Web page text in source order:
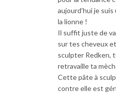
aujourd’hui je
la lionne !
Il suffit juste de
sur tes cheveux
sculpter Redken,
retravaille ta
Cette pâte à
contre elle est